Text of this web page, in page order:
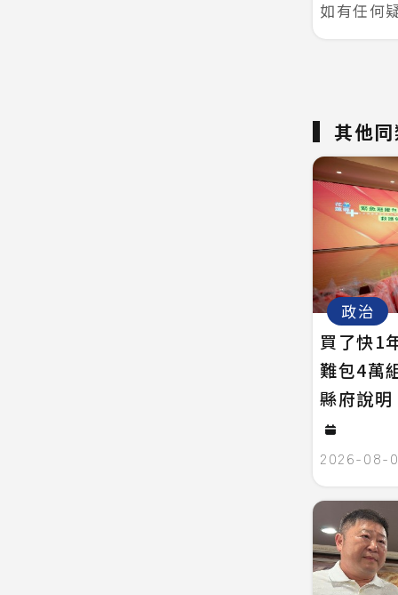
如有任何
其他
政治
買了快1
難包4萬
縣府說明
2026-08-